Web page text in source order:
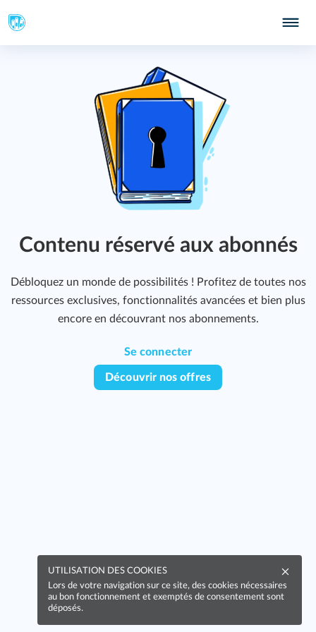
Contenu réservé aux abonnés
Débloquez un monde de possibilités ! Profitez de toutes nos
ressources exclusives, fonctionnalités avancées et bien plus
encore en découvrant nos abonnements.
Se connecter
Découvrir nos offres
UTILISATION DES COOKIES
Lors de votre navigation sur ce site, des cookies nécessaires
au bon fonctionnement et exemptés de consentement sont
déposés.